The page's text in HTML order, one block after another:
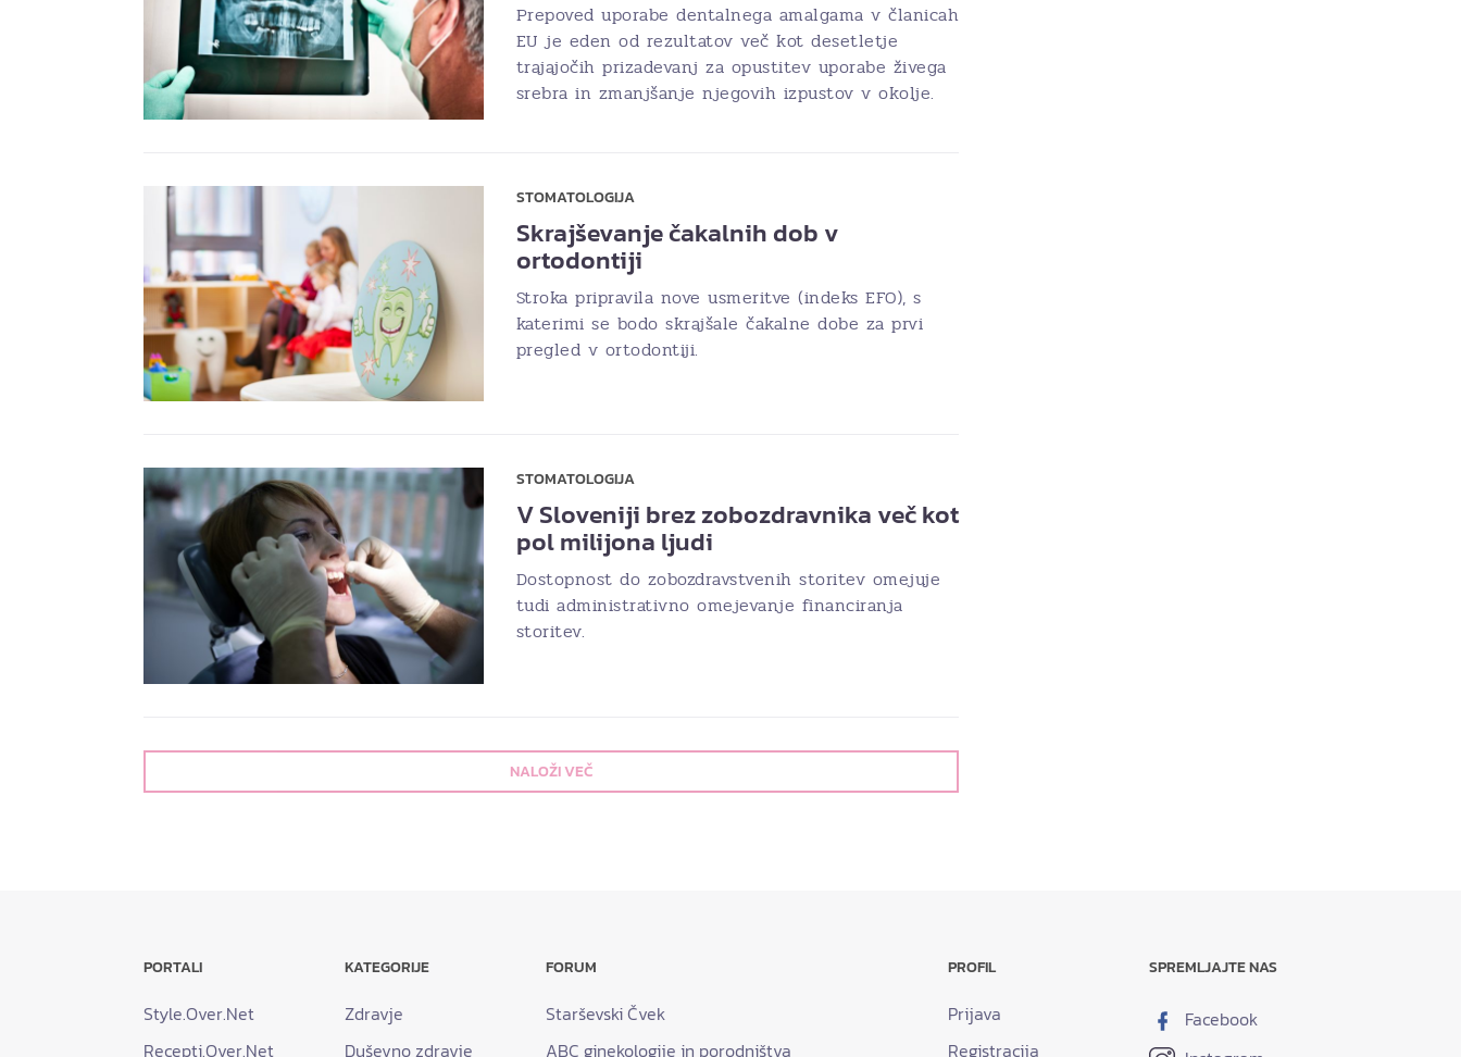
Prepoved uporabe dentalnega amalgama v članicah
EU je eden od rezultatov več kot desetletje
trajajočih prizadevanj za opustitev uporabe živega
srebra in zmanjšanje njegovih izpustov v okolje.
STOMATOLOGIJA
Skrajševanje čakalnih dob v
ortodontiji
Stroka pripravila nove usmeritve (indeks EFO), s
katerimi se bodo skrajšale čakalne dobe za prvi
pregled v ortodontiji.
STOMATOLOGIJA
V Sloveniji brez zobozdravnika več kot
pol milijona ljudi
Dostopnost do zobozdravstvenih storitev omejuje
tudi administrativno omejevanje financiranja
storitev.
NALOŽI VEČ
PORTALI
Style.Over.Net
Recepti.Over.Net
KATEGORIJE
Zdravje
Duševno zdravje
FORUM
Starševski Čvek
ABC ginekologije in porodništva
PROFIL
Prijava
Registracija
SPREMLJAJTE NAS
Facebook